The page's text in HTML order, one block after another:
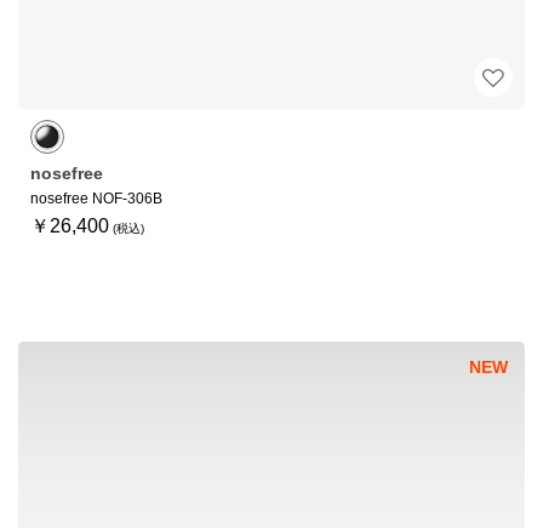
nosefree
nosefree NOF-306B
￥26,400
NEW